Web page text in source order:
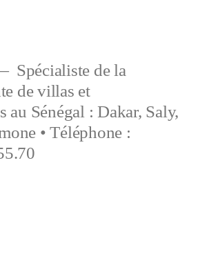
Spécialiste de la
de villas et
au Sénégal : Dakar, Saly,
• Téléphone :